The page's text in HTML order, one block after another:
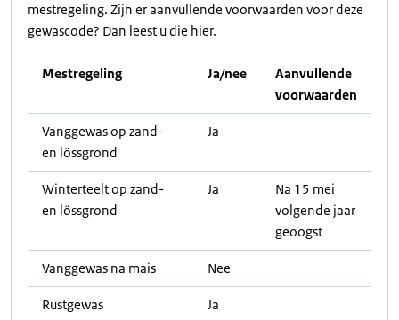
mestregeling. Zijn er aanvullende voorwaarden voor deze
gewascode? Dan leest u die hier.
Mestregeling Ja/nee
Aanvullende
voorwaarden
Vanggewas op zand-
en lössgrond
Ja
Winterteelt op zand-
en lössgrond
Ja
Na 15 mei
volgende jaar
geoogst
Vanggewas na mais Nee
Rustgewas Ja